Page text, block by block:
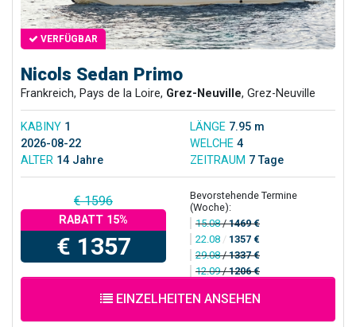
VERFÜGBAR
Nicols Sedan Primo
Frankreich, Pays de la Loire, Grez-Neuville, Grez-Neuville
KABINY 1 LÄNGE 7.95 m
2026-08-22
WELCHE 4
ALTER 14 Jahre ZEITRAUM 7 Tage
€ 1596
RABATT 15%
€ 1357
Bevorstehende Termine
(Woche):
15.08/1469 €
22.08 / 1357 €
29.08/1337 €
12.09/1206 €
EINZELHEITEN ANSEHEN